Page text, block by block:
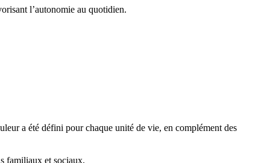
l’autonomie au quotidien.
a été défini pour chaque unité de vie, en complément des
familiaux et sociaux.